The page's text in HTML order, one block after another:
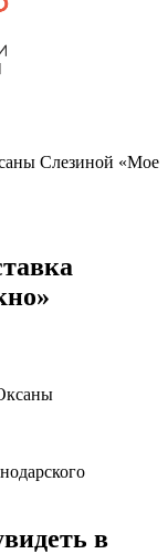
Слезиной «Мое
в